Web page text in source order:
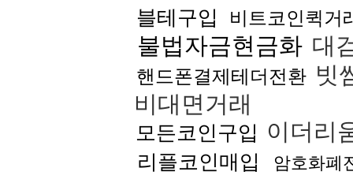
블테구입 비트코인퀵거
불법자금현금화 대
핸드폰결제테더전환 빗
비대면거래
모든코인구입 이더리
리플코인매입
암호화폐